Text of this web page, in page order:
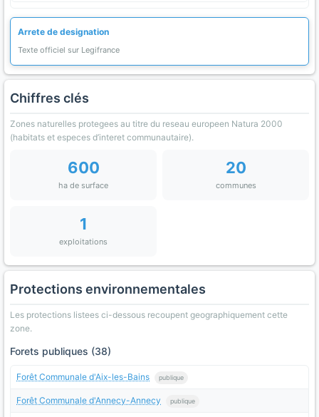
Arrete de designation
Texte officiel sur Legifrance
Chiffres clés
Zones naturelles protegees au titre du reseau europeen Natura 2000
(habitats et especes d’interet communautaire).
600
ha de surface
20
communes
1
exploitations
Protections environnementales
Les protections listees ci-dessous recoupent geographiquement cette
zone.
Forets publiques (38)
Forêt Communale d'Aix-les-Bains publique
Forêt Communale d'Annecy-Annecy publique